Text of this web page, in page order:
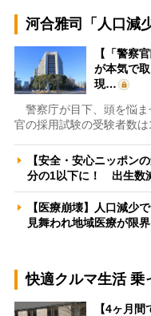
河合雅司「人口減
【「警察
が本気で
現…
警察庁が目下、頭を悩ま
官の採用試験の受験者数
【安全・安心ニッポン
分の1以下に！ 出生数
【医療崩壊】人口減少
見舞われ地域医療が
快適クルマ生活 乗
【4ヶ月